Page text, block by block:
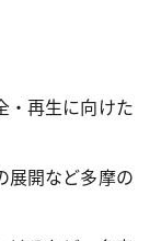
・再生に向けた
展開など多摩の